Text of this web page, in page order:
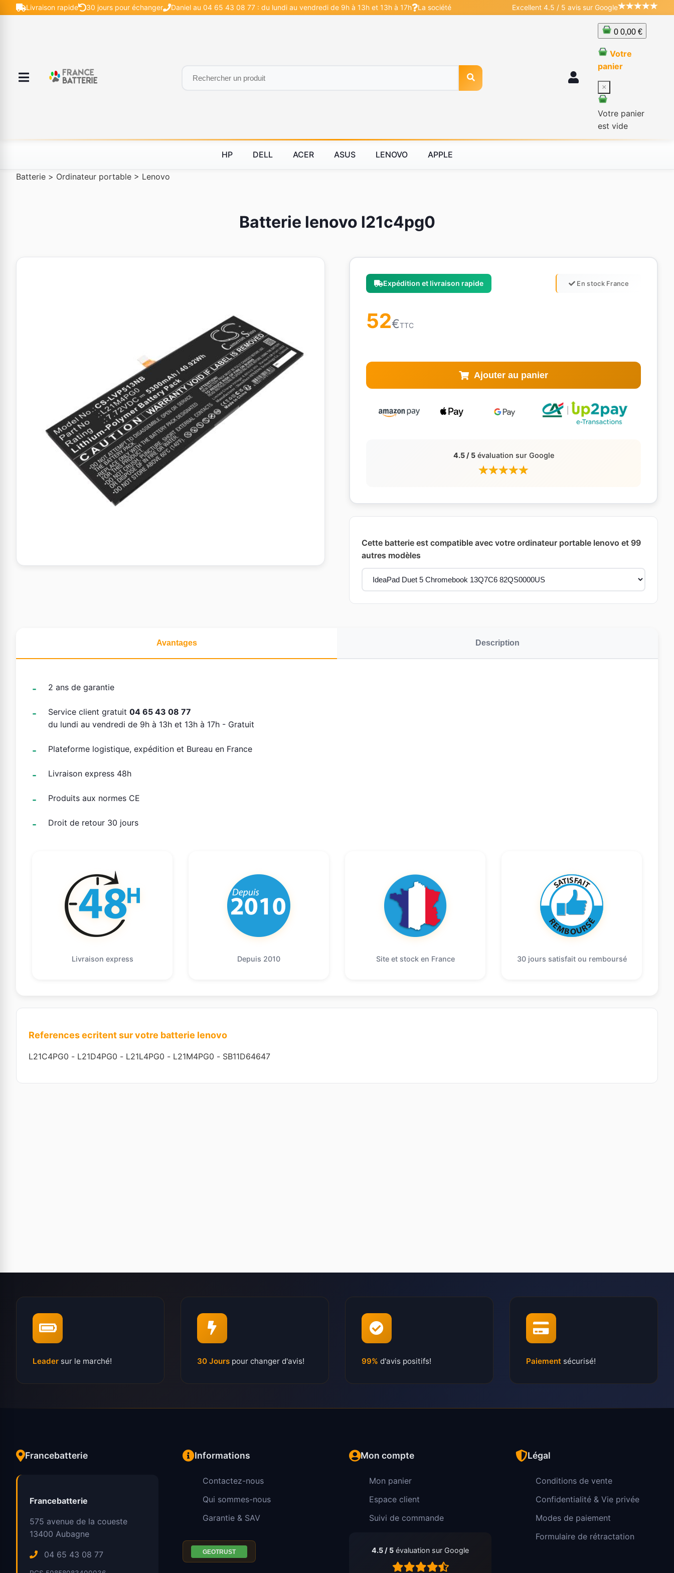
Livraison rapide 30 jours pour échanger Daniel au 04 65 43 08 77 : du lundi au vendredi de 9h à 13h et 13h à 17h La société Excellent 4.5 / 5 avis sur Google
0 0,00 €
Votre
panier
×
Votre panier
est vide
HP DELL ACER ASUS LENOVO APPLE
Batterie > Ordinateur portable > Lenovo
Batterie lenovo l21c4pg0
Expédition et livraison rapide En stock France
52€TTC
Ajouter au panier
4.5 / 5évaluation sur Google
Cette batterie est compatible avec votre ordinateur portable lenovo et 99
autres modèles
Avantages Description
2 ans de garantie
Service client gratuit 04 65 43 08 77
du lundi au vendredi de 9h à 13h et 13h à 17h - Gratuit
Plateforme logistique, expédition et Bureau en France
Livraison express 48h
Produits aux normes CE
Droit de retour 30 jours
Livraison express Depuis 2010 Site et stock en France 30 jours satisfait ou remboursé
References ecritent sur votre batterie lenovo
L21C4PG0 - L21D4PG0 - L21L4PG0 - L21M4PG0 - SB11D64647
Leader sur le marché! 30 Jours pour changer d'avis! 99% d'avis positifs! Paiement sécurisé!
Francebatterie
Francebatterie
575 avenue de la coueste
13400 Aubagne
04 65 43 08 77
Informations
Contactez-nous
Qui sommes-nous
Garantie & SAV
Mon compte
Mon panier
Espace client
Suivi de commande
4.5 / 5 évaluation sur Google
Légal
Conditions de vente
Confidentialité & Vie privée
Modes de paiement
Formulaire de rétractation